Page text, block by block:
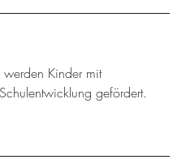
werden Kinder mit
gefördert.